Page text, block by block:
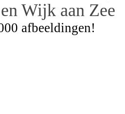
Wijk aan Zee
afbeeldingen!